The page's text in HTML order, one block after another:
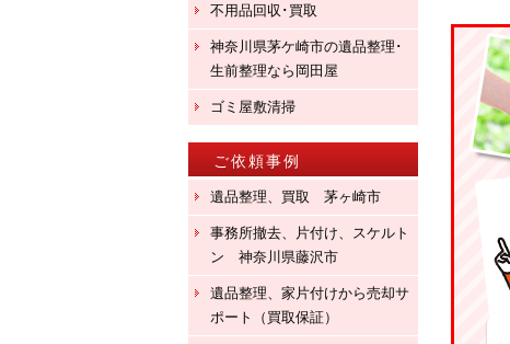
不用品回収･買取
神奈川県茅ケ崎市の遺品整理･
生前整理なら岡田屋
ゴミ屋敷清掃
ご依頼事例
遺品整理、買取 茅ヶ崎市
事務所撤去、片付け、スケルト
ン 神奈川県藤沢市
遺品整理、家片付けから売却サ
ポート（買取保証）